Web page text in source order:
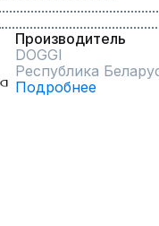
Производитель
DOGGI
Республика
Подробнее